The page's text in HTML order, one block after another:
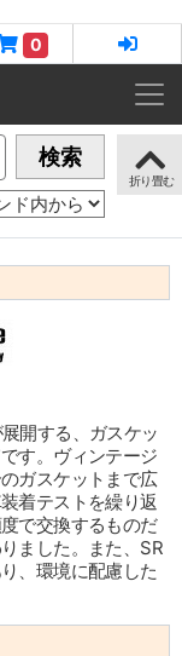
0
検索
開する、ガスケッ
す。ヴィンテージ
ガスケットまで広
着テストを繰り返
で交換するものだ
ました。また、SR
、環境に配慮した